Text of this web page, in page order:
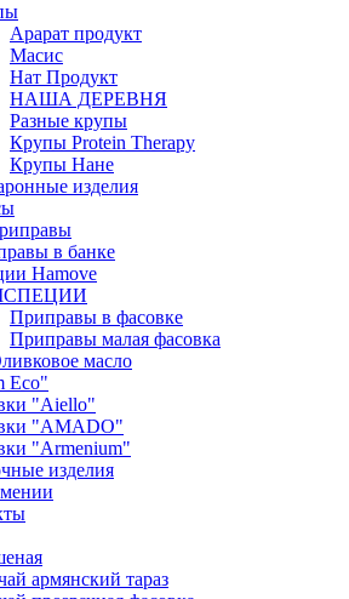
Арарат продукт
Масис
Нат Продукт
НАША ДЕРЕВНЯ
Разные крупы
Крупы Protein Therapy
Крупы Нане
изделия
в банке
Hamove
Приправы в фасовке
Приправы малая фасовка
масло
Eco"
"Aiello"
"AMADO"
"Armenium"
изделия
армянский тараз